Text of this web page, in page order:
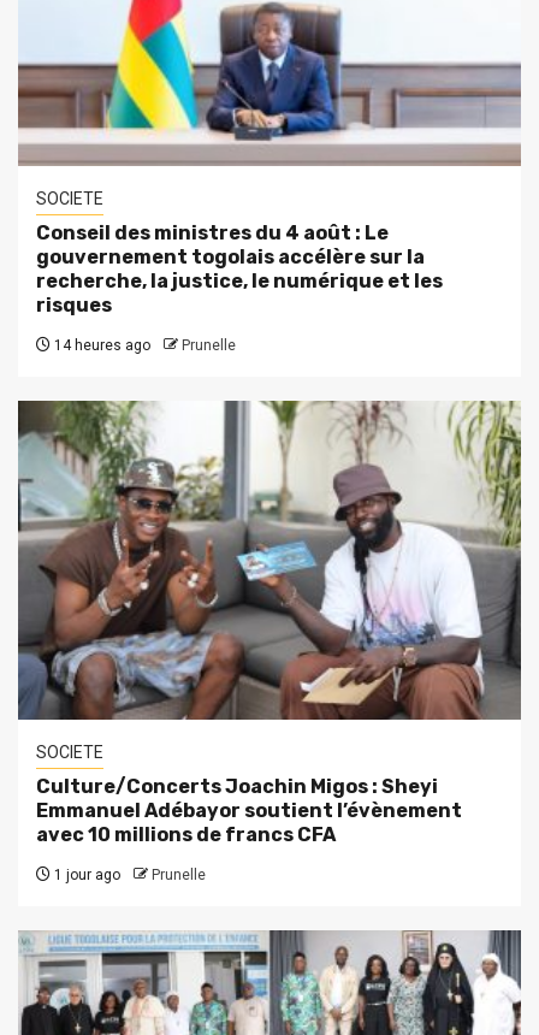
SOCIETE
Conseil des ministres du 4 août : Le
gouvernement togolais accélère sur la
recherche, la justice, le numérique et les
risques
14 heures ago Prunelle
SOCIETE
Culture/Concerts Joachin Migos : Sheyi
Emmanuel Adébayor soutient l’évènement
avec 10 millions de francs CFA
1 jour ago Prunelle